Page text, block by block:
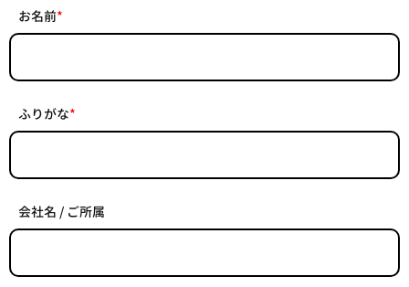
お名前*
ふりがな*
会社名 / ご所属